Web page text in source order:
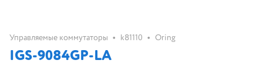
Управляемые коммутаторы • k81110 • Oring
IGS-9084GP-LA